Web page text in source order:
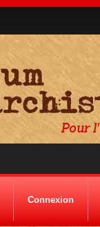
Connexion